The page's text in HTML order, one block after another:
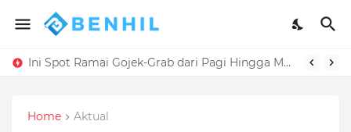
Ini Spot Ramai Gojek-Grab dari Pagi Hingga Malam
Home Aktual